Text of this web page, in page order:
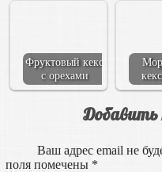
Фруктовый кекс
с орехами
Ваш адрес email не
поля помечены *